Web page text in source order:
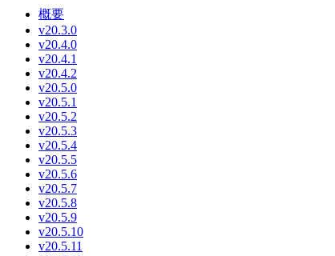
概要
v20.3.0
v20.4.0
v20.4.1
v20.4.2
v20.5.0
v20.5.1
v20.5.2
v20.5.3
v20.5.4
v20.5.5
v20.5.6
v20.5.7
v20.5.8
v20.5.9
v20.5.10
v20.5.11